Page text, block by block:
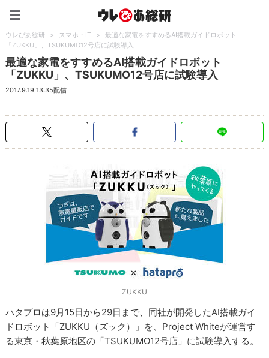
ウレぴあ総研 > スマホ・IT >
最適な家電をすすめるAI搭載ガイドロボット
「ZUKKU」、TSUKUMO12号店に試験導入
最適な家電をすすめるAI搭載ガイドロボット
「ZUKKU」、TSUKUMO12号店に試験導入
2017.9.19 13:35配信
ZUKKU
ハタプロは9月15日から29日まで、同社が開発したAI搭載ガイ
ドロボット「ZUKKU（ズック）」を、Project Whiteが運営す
る東京・秋葉原地区の「TSUKUMO12号店」に試験導入する。